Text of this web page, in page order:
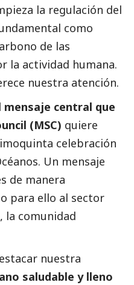
la regulación del
como
de las
la actividad humana.
nuestra atención.
mensaje central que
(MSC) quiere
celebración
Un mensaje
de manera
para ello al sector
la comunidad
nuestra
saludable y lleno